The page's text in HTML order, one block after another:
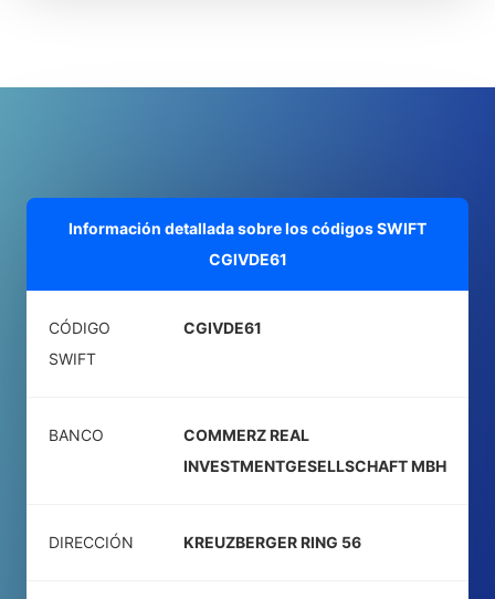
Información detallada sobre los códigos SWIFT
CGIVDE61
CÓDIGO
SWIFT
CGIVDE61
BANCO
COMMERZ REAL
INVESTMENTGESELLSCHAFT MBH
DIRECCIÓN KREUZBERGER RING 56